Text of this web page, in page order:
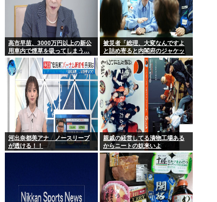
高市早苗、3000万円以上の新公
用車内で煙草を吸ってしまう…
被災者「総理、大変なんですよ
と詰め寄ると内閣府のジャケッ
トを着た人に『静かに 』とすご
まれた」
河出奈都美アナ ノースリーブ
が透ける！！
親戚の経営してる漬物工場ある
からニートの奴来いよ